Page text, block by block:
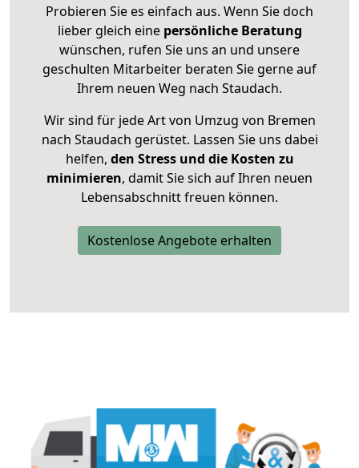
Probieren Sie es einfach aus. Wenn Sie doch
lieber gleich eine persönliche Beratung
wünschen, rufen Sie uns an und unsere
geschulten Mitarbeiter beraten Sie gerne auf
Ihrem neuen Weg nach Staudach.
Wir sind für jede Art von Umzug von Bremen
nach Staudach gerüstet. Lassen Sie uns dabei
helfen, den Stress und die Kosten zu
minimieren, damit Sie sich auf Ihren neuen
Lebensabschnitt freuen können.
Kostenlose Angebote erhalten